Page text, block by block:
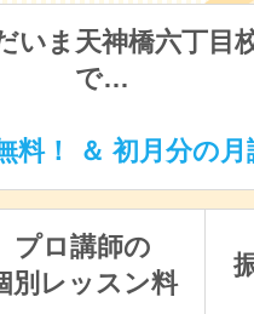
いま天神橋六丁目
で…
料！ ＆ 初月分の
プロ講師の
別レッスン料